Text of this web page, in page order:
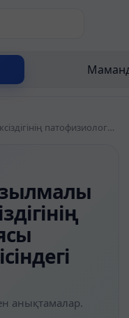
«Жедел және созылмалы жүрек жеткіліксіздігінің патофизиологиясы глоссарий» белгісіндегі материалдар
анықтамалар.